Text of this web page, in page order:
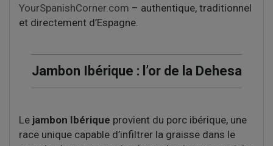
YourSpanishCorner.com – authentique, traditionnel
et directement d’Espagne.
Jambon Ibérique : l’or de la Dehesa
Le jambon Ibérique provient du porc ibérique, une
race unique capable d’infiltrer la graisse dans le